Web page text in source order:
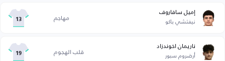
إميل سافاروف
نيفتشي باكو مهاجم 13
ناريمان اخوندزاد
أرضروم سبور قلب الهجوم 19